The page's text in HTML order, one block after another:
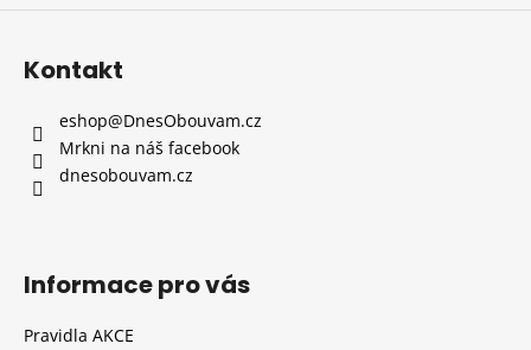
Kontakt
eshop@DnesObouvam.cz
Mrkni na náš facebook
dnesobouvam.cz
Informace pro vás
Pravidla AKCE